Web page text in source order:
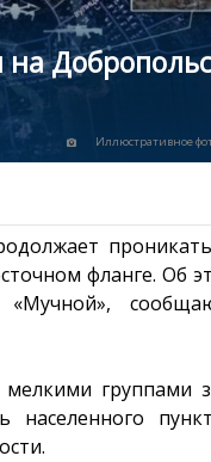
на
Иллюстративное
фланге. Об
группами